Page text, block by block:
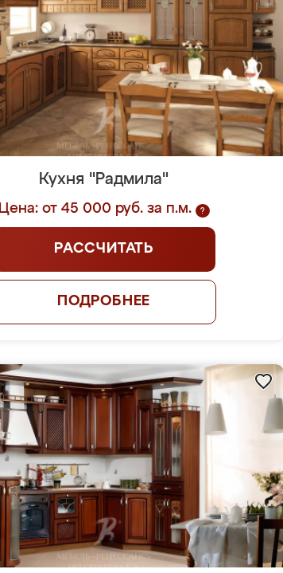
Кухня "Радмила"
Цена: от 45 000 руб. за п.м. ?
РАССЧИТАТЬ
ПОДРОБНЕЕ